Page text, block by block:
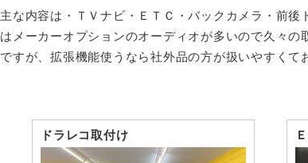
主な内容は・ＴＶナビ・ＥＴＣ・バックカメラ・前
はメーカーオプションのオーディオが多いので久々
ですが、拡張機能使うなら社外品の方が扱いやすくて
ドラレコ取付け